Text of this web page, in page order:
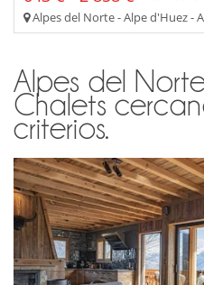
Alpes del Norte - Alpe d'Huez -
Alpes del
Chalets
criterios.